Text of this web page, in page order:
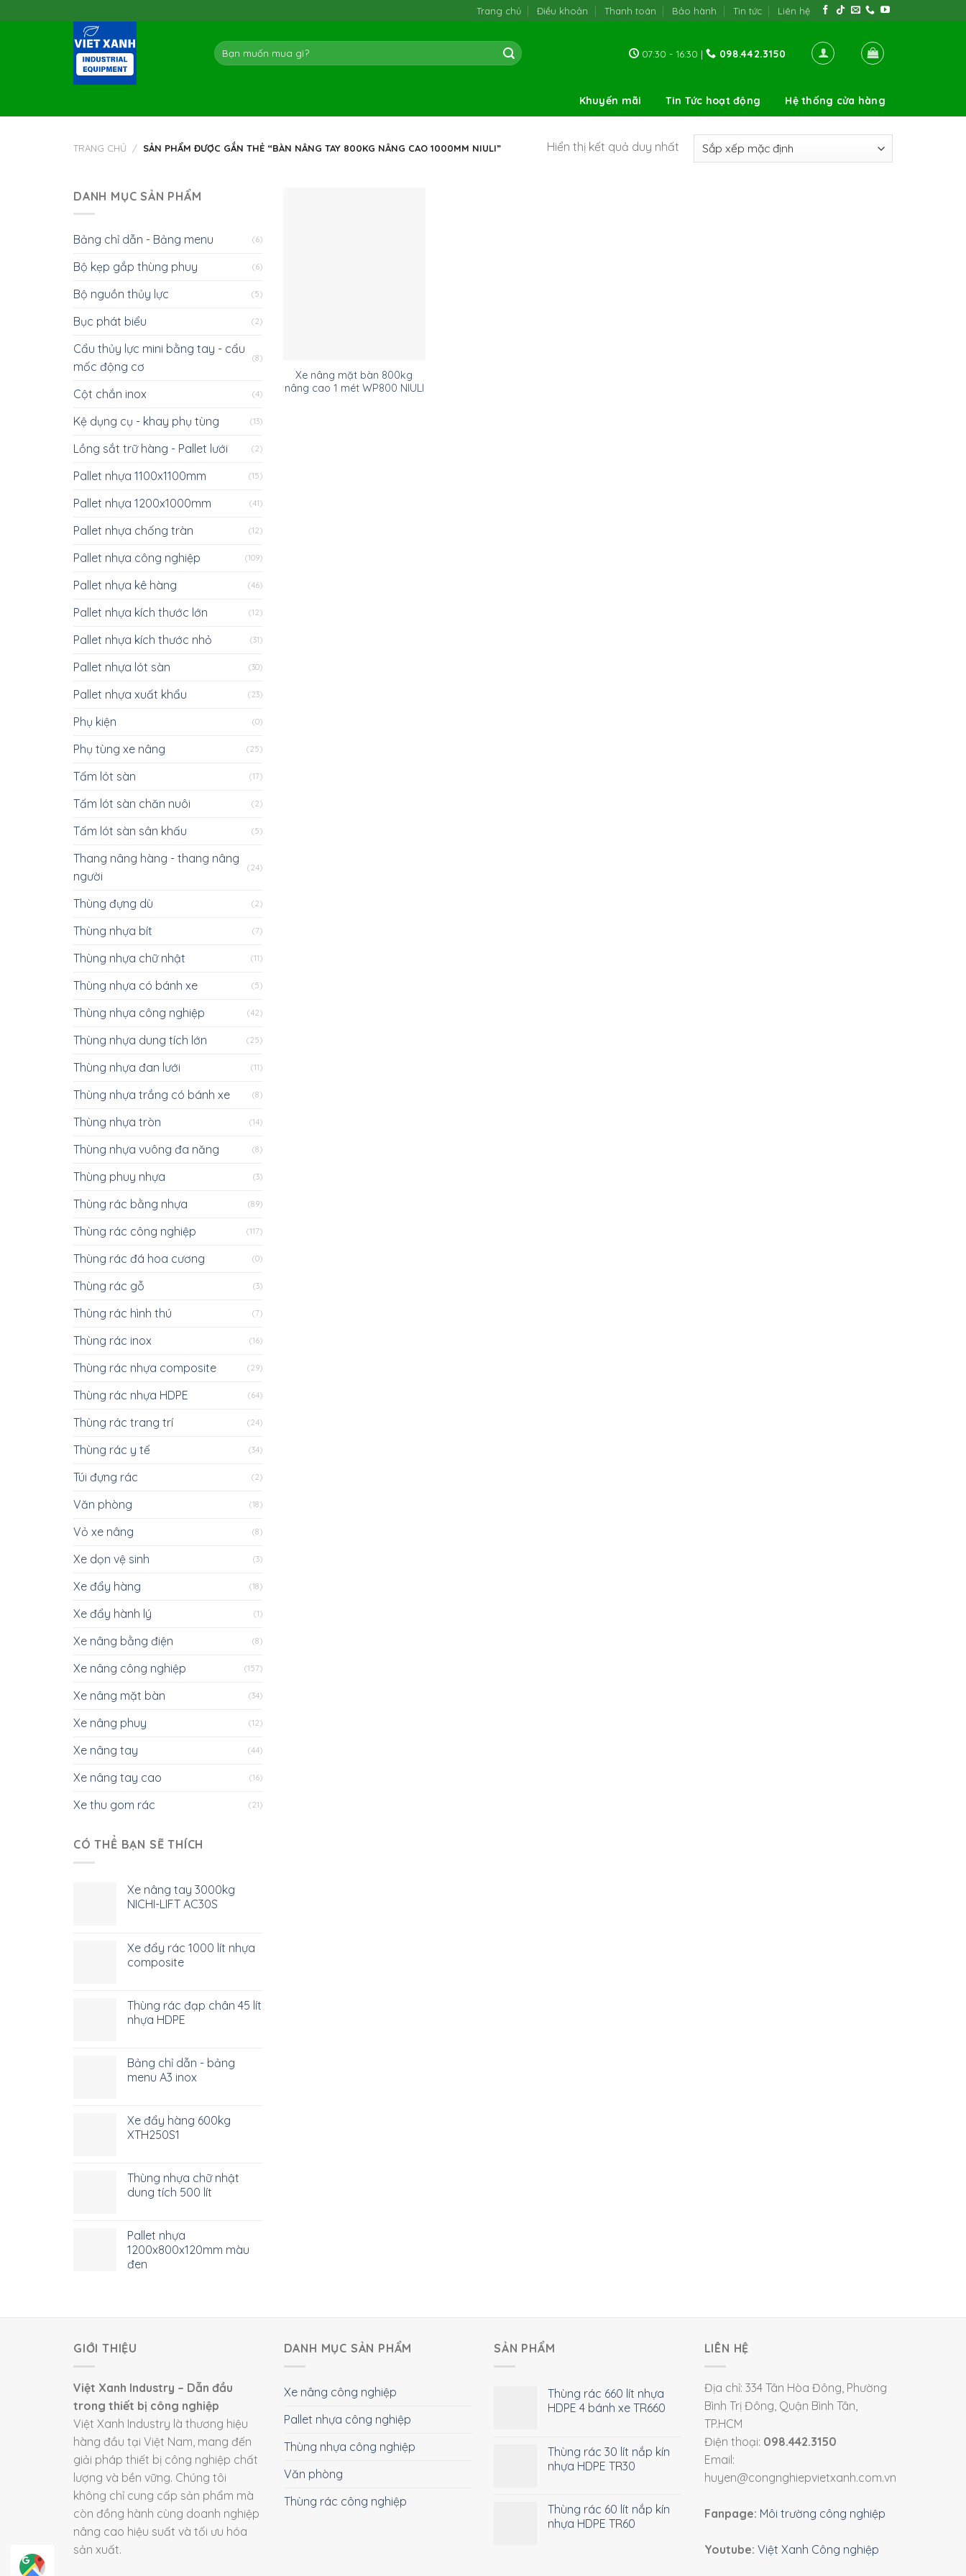
to
Trang chủ Điều khoản Thanh toán Bảo hành Tin tức Liên hệ
Tìm
kiếm:
07:30 - 16:30 | 098.442.3150
Khuyến mãi Tin Tức hoạt động Hệ thống cửa hàng
TRANG CHỦ / SẢN PHẨM ĐƯỢC GẮN THẺ “BÀN NÂNG TAY 800KG NÂNG CAO 1000MM NIULI” Hiển thị kết quả duy nhất
DANH MỤC SẢN PHẨM
Bảng chỉ dẫn - Bảng menu (6)
Bộ kẹp gắp thùng phuy (6)
Bộ nguồn thủy lực (5)
Bục phát biểu (2)
Cẩu thủy lực mini bằng tay - cẩu
mốc động cơ
(8)
Cột chắn inox (4)
Kệ dụng cụ - khay phụ tùng (13)
Lồng sắt trữ hàng - Pallet lưới (2)
Pallet nhựa 1100x1100mm (15)
Pallet nhựa 1200x1000mm (41)
Pallet nhựa chống tràn (12)
Pallet nhựa công nghiệp (109)
Pallet nhựa kê hàng (46)
Pallet nhựa kích thước lớn (12)
Pallet nhựa kích thước nhỏ (31)
Pallet nhựa lót sàn (30)
Pallet nhựa xuất khẩu (23)
Phụ kiện (0)
Phụ tùng xe nâng (25)
Tấm lót sàn (17)
Tấm lót sàn chăn nuôi (2)
Tấm lót sàn sân khấu (5)
Thang nâng hàng - thang nâng
người
(24)
Thùng đựng dù (2)
Thùng nhựa bít (7)
Thùng nhựa chữ nhật (11)
Thùng nhựa có bánh xe (5)
Thùng nhựa công nghiệp (42)
Thùng nhựa dung tích lớn (25)
Thùng nhựa đan lưới (11)
Thùng nhựa trắng có bánh xe (8)
Thùng nhựa tròn (14)
Thùng nhựa vuông đa năng (8)
Thùng phuy nhựa (3)
Thùng rác bằng nhựa (89)
Thùng rác công nghiệp (117)
Thùng rác đá hoa cương (0)
Thùng rác gỗ (3)
Thùng rác hình thú (7)
Thùng rác inox (16)
Thùng rác nhựa composite (29)
Thùng rác nhựa HDPE (64)
Thùng rác trang trí (24)
Thùng rác y tế (34)
Túi đựng rác (2)
Văn phòng (18)
Vỏ xe nâng (8)
Xe dọn vệ sinh (3)
Xe đẩy hàng (18)
Xe đẩy hành lý (1)
Xe nâng bằng điện (8)
Xe nâng công nghiệp (157)
Xe nâng mặt bàn (34)
Xe nâng phuy (12)
Xe nâng tay (44)
Xe nâng tay cao (16)
Xe thu gom rác (21)
CÓ THỂ BẠN SẼ THÍCH
Xe nâng tay 3000kg
NICHI-LIFT AC30S
Xe đẩy rác 1000 lít nhựa
composite
Thùng rác đạp chân 45 lít
nhựa HDPE
Bảng chỉ dẫn - bảng
menu A3 inox
Xe đẩy hàng 600kg
XTH250S1
Thùng nhựa chữ nhật
dung tích 500 lít
Pallet nhựa
1200x800x120mm màu
đen
Xe nâng mặt bàn 800kg
nâng cao 1 mét WP800 NIULI
GIỚI THIỆU
Việt Xanh Industry – Dẫn đầu
trong thiết bị công nghiệp
Việt Xanh Industry là thương hiệu
hàng đầu tại Việt Nam, mang đến
giải pháp thiết bị công nghiệp chất
lượng và bền vững. Chúng tôi
không chỉ cung cấp sản phẩm mà
còn đồng hành cùng doanh nghiệp
nâng cao hiệu suất và tối ưu hóa
sản xuất.
DANH MỤC SẢN PHẨM
Xe nâng công nghiệp
Pallet nhựa công nghiệp
Thùng nhựa công nghiệp
Văn phòng
Thùng rác công nghiệp
SẢN PHẨM
Thùng rác 660 lít nhựa
HDPE 4 bánh xe TR660
Thùng rác 30 lít nắp kín
nhựa HDPE TR30
Thùng rác 60 lít nắp kín
nhựa HDPE TR60
LIÊN HỆ
Địa chỉ: 334 Tân Hòa Đông, Phường
Bình Trị Đông, Quận Bình Tân,
TP.HCM
Điện thoại: 098.442.3150
Email:
huyen@congnghiepvietxanh.com.vn
Fanpage: Môi trường công nghiệp
Youtube: Việt Xanh Công nghiệp